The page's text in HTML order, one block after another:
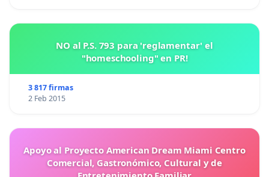
NO al P.S. 793 para 'reglamentar' el
"homeschooling" en PR!
3 817 firmas
2 Feb 2015
Apoyo al Proyecto American Dream Miami Centro
Comercial, Gastronómico, Cultural y de